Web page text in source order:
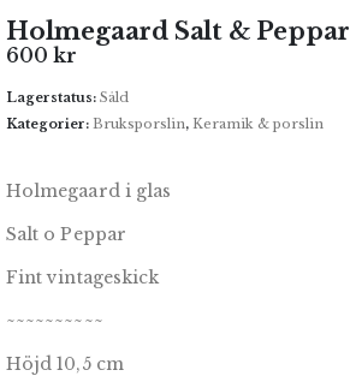
Holmegaard Salt & Peppar
600 kr
Lagerstatus: Såld
Kategorier: Bruksporslin, Keramik & porslin
Holmegaard i glas
Salt o Peppar
Fint vintageskick
~~~~~~~~~~
Höjd 10,5 cm